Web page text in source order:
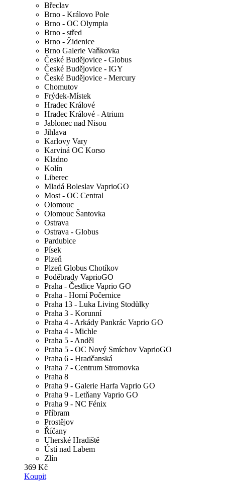
Břeclav
Brno - Královo Pole
Brno - OC Olympia
Brno - střed
Brno - Židenice
Brno Galerie Vaňkovka
České Budějovice - Globus
České Budějovice - IGY
České Budějovice - Mercury
Chomutov
Frýdek-Místek
Hradec Králové
Hradec Králové - Atrium
Jablonec nad Nisou
Jihlava
Karlovy Vary
Karviná OC Korso
Kladno
Kolín
Liberec
Mladá Boleslav VaprioGO
Most - OC Central
Olomouc
Olomouc Šantovka
Ostrava
Ostrava - Globus
Pardubice
Písek
Plzeň
Plzeň Globus Chotíkov
Poděbrady VaprioGO
Praha - Čestlice Vaprio GO
Praha - Horní Počernice
Praha 13 - Luka Living Stodůlky
Praha 3 - Korunní
Praha 4 - Arkády Pankrác Vaprio GO
Praha 4 - Michle
Praha 5 - Anděl
Praha 5 - OC Nový Smíchov VaprioGO
Praha 6 - Hradčanská
Praha 7 - Centrum Stromovka
Praha 8
Praha 9 - Galerie Harfa Vaprio GO
Praha 9 - Letňany Vaprio GO
Praha 9 - NC Fénix
Příbram
Prostějov
Říčany
Uherské Hradiště
Ústí nad Labem
Zlín
369 Kč
Koupit